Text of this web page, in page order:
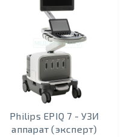
Philips EPIQ 7 - УЗИ
аппарат (эксперт)